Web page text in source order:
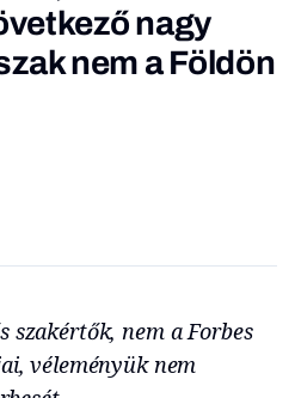
nagy
nem a Földön
szakértők, nem a Forbes
véleményük nem